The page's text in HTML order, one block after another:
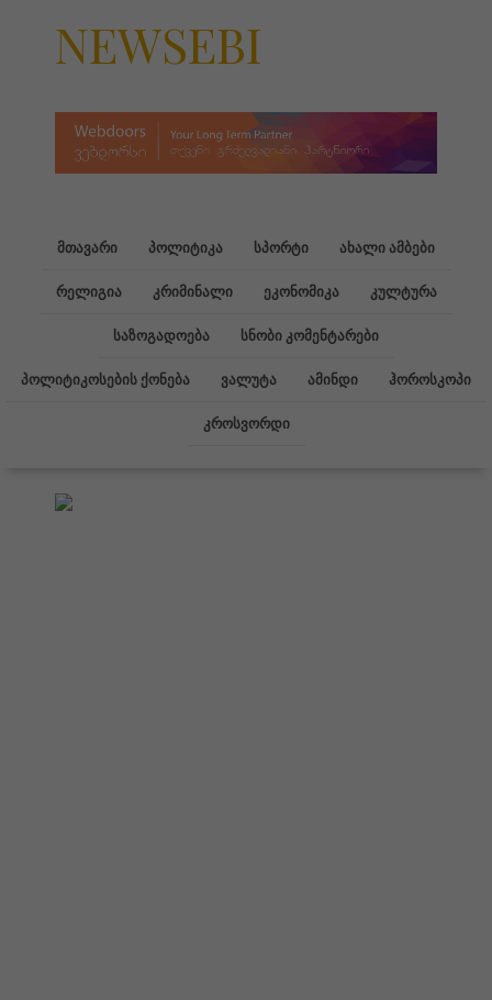
NEWSEBI
მთავარი პოლიტიკა სპორტი ახალი ამბები
რელიგია კრიმინალი ეკონომიკა კულტურა
საზოგადოება სნობი კომენტარები
პოლიტიკოსების ქონება ვალუტა ამინდი ჰოროსკოპი
კროსვორდი